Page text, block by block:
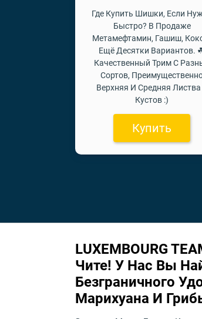
Где Купить Шишки, Если
Быстро? В Продаже
Метамефтамин, Гашиш,
Ещё Десятки Вариантов.
Качественный Трим С
Сортов,
Верхняя И Средняя
Кустов :)
Купить
LUXEMBOURG
Чите! У Нас Вы
Безграничного
Марихуана И